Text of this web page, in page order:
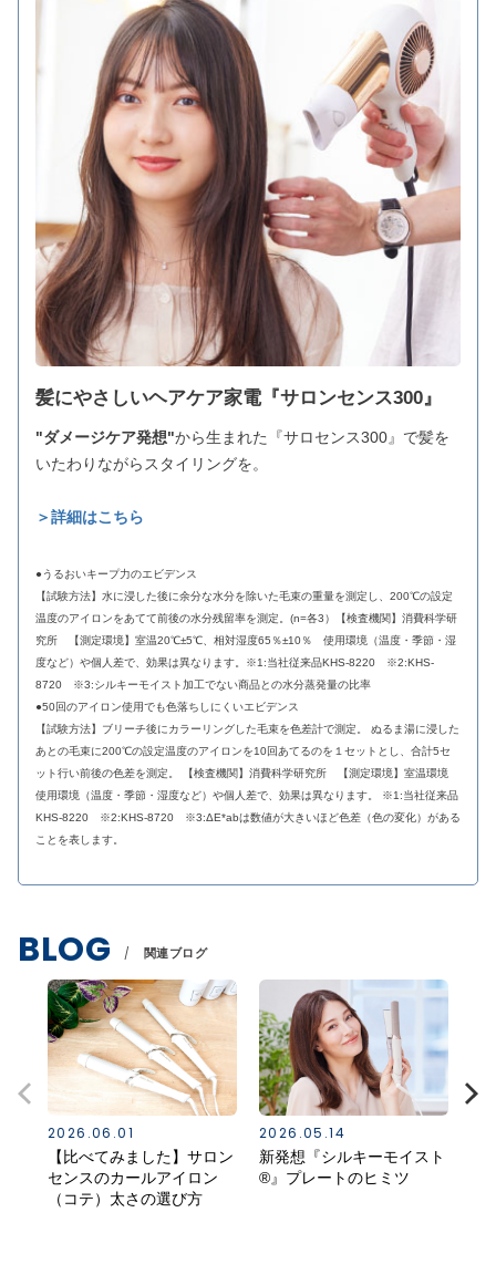
髪にやさしいヘアケア家電『サロンセンス300』
"ダメージケア発想"から生まれた『サロセンス300』で髪を
いたわりながらスタイリングを。
＞詳細はこちら
●うるおいキープ力のエビデンス
【試験方法】水に浸した後に余分な水分を除いた毛束の重量を測定し、200℃の設定
温度のアイロンをあてて前後の水分残留率を測定。(n=各3）【検査機関】消費科学研
究所 【測定環境】室温20℃±5℃、相対湿度65％±10％ 使用環境（温度・季節・湿
度など）や個人差で、効果は異なります。※1:当社従来品KHS-8220 ※2:KHS-
8720 ※3:シルキーモイスト加工でない商品との水分蒸発量の比率
●50回のアイロン使用でも色落ちしにくいエビデンス
【試験方法】ブリーチ後にカラーリングした毛束を色差計で測定。 ぬるま湯に浸した
あとの毛束に200℃の設定温度のアイロンを10回あてるのを１セットとし、合計5セ
ット行い前後の色差を測定。 【検査機関】消費科学研究所 【測定環境】室温環境
使用環境（温度・季節・湿度など）や個人差で、効果は異なります。 ※1:当社従来品
KHS-8220 ※2:KHS-8720 ※3:ΔE*abは数値が大きいほど色差（色の変化）がある
ことを表します。
BLOG 関連ブログ
2026.06.01
【比べてみました】サロン
センスのカールアイロン
（コテ）太さの選び方
2026.05.14
新発想『シルキーモイスト
®』プレートのヒミツ